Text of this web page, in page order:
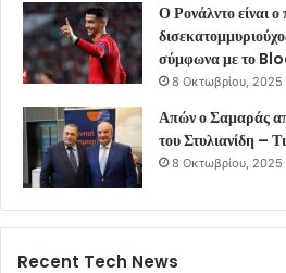
Ο Ρονάλντο είναι
σύμφωνα με το
8 Οκτωβρίου, 2025
Απών ο Σαμαράς
του Στυλιανίδη –
8 Οκτωβρίου, 2025
Recent Tech News